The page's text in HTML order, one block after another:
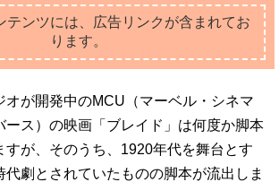
テンツには、広告リンクが含まれてお
ります。
オが開発中のMCU（マーベル・シネマ
ース）の映画「ブレイド」は何度か脚本
すが、そのうち、1920年代を舞台とす
代劇とされていたものの脚本が流出しま